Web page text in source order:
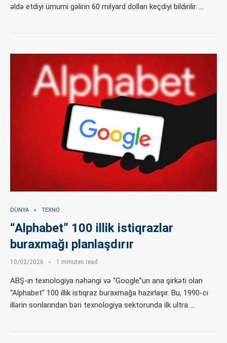
əldə etdiyi ümumi gəlirin 60 milyard dolları keçdiyi bildirilir. …
DÜNYA TEXNO
“Alphabet” 100 illik istiqrazlar
buraxmağı planlaşdırır
10/02/2026 1 minutes read
ABŞ-ın texnologiya nəhəngi və “Google”un ana şirkəti olan
“Alphabet” 100 illik istiqraz buraxmağa hazırlaşır. Bu, 1990-cı
illərin sonlarından bəri texnologiya sektorunda ilk ultra …